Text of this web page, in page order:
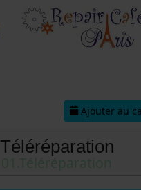
Ajouter au
Téléréparation